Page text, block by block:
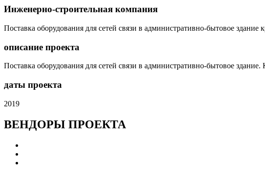
Инженерно-строительная компания
Поставка оборудования для сетей связи в административно-бытовое
описание проекта
Поставка оборудования для сетей связи в административно-бытовое
даты проекта
2019
ВЕНДОРЫ ПРОЕКТА